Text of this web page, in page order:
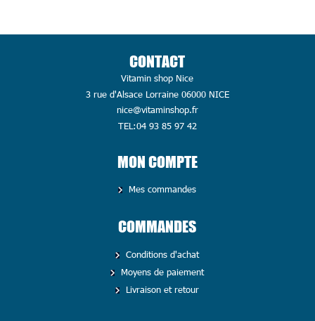
CONTACT
Vitamin shop Nice
3 rue d'Alsace Lorraine 06000 NICE
nice@vitaminshop.fr
TEL:04 93 85 97 42
MON COMPTE
Mes commandes
COMMANDES
Conditions d'achat
Moyens de paiement
Livraison et retour